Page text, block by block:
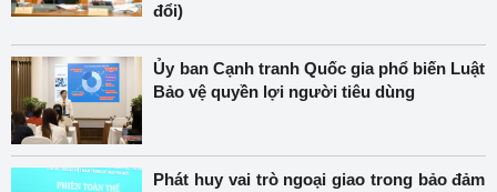
đổi)
Ủy ban Cạnh tranh Quốc gia phổ biến Luật
Bảo vệ quyền lợi người tiêu dùng
Phát huy vai trò ngoại giao trong bảo đảm